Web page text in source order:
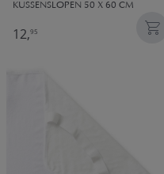
KUSSENSLOPEN 50 X 60 CM
12,95